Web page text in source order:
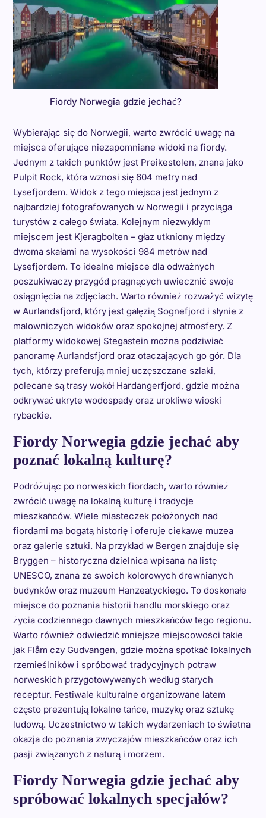
Fiordy Norwegia gdzie jechać?
Wybierając się do Norwegii, warto zwrócić uwagę na
miejsca oferujące niezapomniane widoki na fiordy.
Jednym z takich punktów jest Preikestolen, znana jako
Pulpit Rock, która wznosi się 604 metry nad
Lysefjordem. Widok z tego miejsca jest jednym z
najbardziej fotografowanych w Norwegii i przyciąga
turystów z całego świata. Kolejnym niezwykłym
miejscem jest Kjeragbolten – głaz utkniony między
dwoma skałami na wysokości 984 metrów nad
Lysefjordem. To idealne miejsce dla odważnych
poszukiwaczy przygód pragnących uwiecznić swoje
osiągnięcia na zdjęciach. Warto również rozważyć wizytę
w Aurlandsfjord, który jest gałęzią Sognefjord i słynie z
malowniczych widoków oraz spokojnej atmosfery. Z
platformy widokowej Stegastein można podziwiać
panoramę Aurlandsfjord oraz otaczających go gór. Dla
tych, którzy preferują mniej uczęszczane szlaki,
polecane są trasy wokół Hardangerfjord, gdzie można
odkrywać ukryte wodospady oraz urokliwe wioski
rybackie.
Fiordy Norwegia gdzie jechać aby
poznać lokalną kulturę?
Podróżując po norweskich fiordach, warto również
zwrócić uwagę na lokalną kulturę i tradycje
mieszkańców. Wiele miasteczek położonych nad
fiordami ma bogatą historię i oferuje ciekawe muzea
oraz galerie sztuki. Na przykład w Bergen znajduje się
Bryggen – historyczna dzielnica wpisana na listę
UNESCO, znana ze swoich kolorowych drewnianych
budynków oraz muzeum Hanzeatyckiego. To doskonałe
miejsce do poznania historii handlu morskiego oraz
życia codziennego dawnych mieszkańców tego regionu.
Warto również odwiedzić mniejsze miejscowości takie
jak Flåm czy Gudvangen, gdzie można spotkać lokalnych
rzemieślników i spróbować tradycyjnych potraw
norweskich przygotowywanych według starych
receptur. Festiwale kulturalne organizowane latem
często prezentują lokalne tańce, muzykę oraz sztukę
ludową. Uczestnictwo w takich wydarzeniach to świetna
okazja do poznania zwyczajów mieszkańców oraz ich
pasji związanych z naturą i morzem.
Fiordy Norwegia gdzie jechać aby
spróbować lokalnych specjałów?